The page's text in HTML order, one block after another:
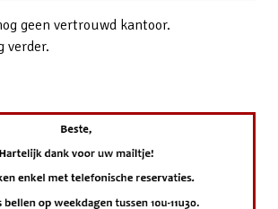
geen vertrouwd kantoor.
verder.